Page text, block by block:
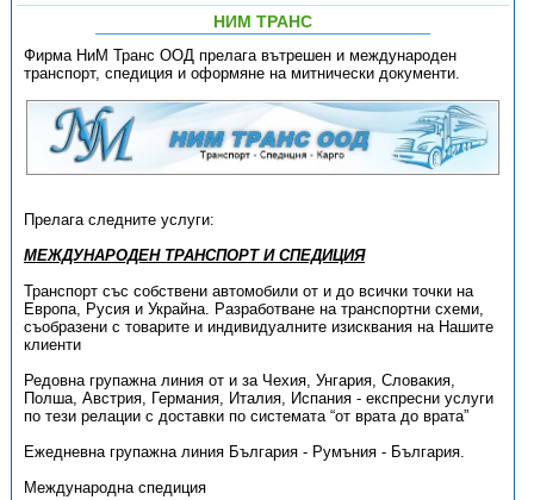
НИМ ТРАНС
Фирма НиМ Транс ООД прелага вътрешен и международен
транспорт, спедиция и оформяне на митнически документи.
Прелага следните услуги:
МЕЖДУНАРОДЕН ТРАНСПОРТ И СПЕДИЦИЯ
Транспорт със собствени автомобили от и до всички точки на
Европа, Русия и Украйна. Разработване на транспортни схеми,
съобразени с товарите и индивидуалните изисквания на Нашите
клиенти
Редовна групажна линия от и за Чехия, Унгария, Словакия,
Полша, Австрия, Германия, Италия, Испания - експресни услуги
по тези релации с доставки по системата “от врата до врата”
Ежедневна групажна линия България - Румъния - България.
Международна спедиция